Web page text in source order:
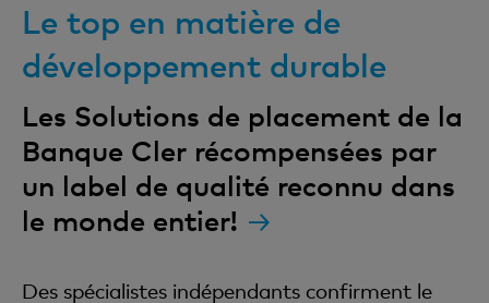
Le top en matière de
développement durable
Les Solutions de placement de la
Banque Cler récompensées par
un label de qualité reconnu dans
le monde entier!
Des spécialistes indépendants confirment le